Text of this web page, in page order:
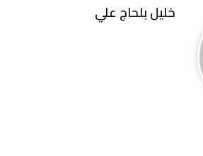
خليل‭ ‬بلحاج‭ ‬علي